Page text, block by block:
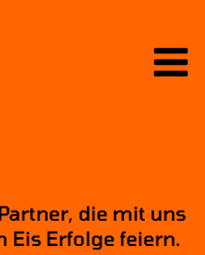
die mit uns
Eis Erfolge feiern.